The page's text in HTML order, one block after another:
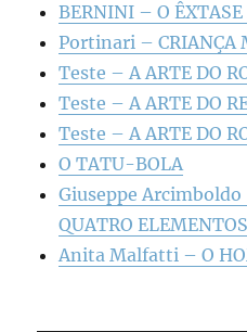
BERNINI – O ÊXTASE
Portinari – CRIANÇA
Teste – A ARTE DO
Teste – A ARTE DO
Teste – A ARTE DO
O TATU-BOLA
Giuseppe Arcimboldo
QUATRO ELEMENTOS
Anita Malfatti – O